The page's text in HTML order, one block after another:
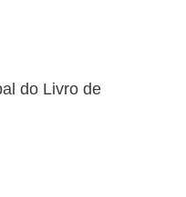
do Livro de